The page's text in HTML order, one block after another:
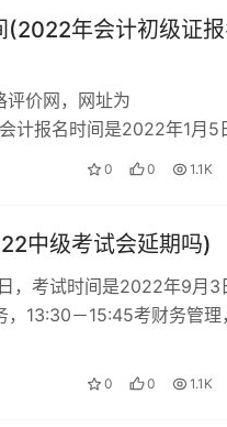
年会计初级证报
价网，网址为
计报名时间是2022年1月5
0 0 1.1K
中级考试会延期吗)
，考试时间是2022年9月3
13:30－15:45考财务管理，
0 0 1.1K